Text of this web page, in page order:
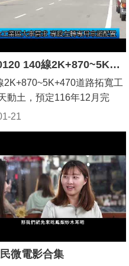
有電子書版本檔案讓民眾下載
。 《苗栗玩透透》今年為
出刊，廣受民眾好評，今年
山海城鄉之間，以旅人的視
土地的溫度與人情風景，走
出磺坑的微光之丘、穿龍豆
福樂麵店、苗栗火車頭園
屋明德水庫與後龍百變影
，走進苗栗18鄉鎮市。 5
縣長鍾東錦與陳志強及曾智
版的《苗栗玩透透》專刊揭
，議員林寶珠、曾美露、陳
徐筱菁、廖秀紅、立委邱鎮
倫秘書、温俊勇助理、造橋
1150120 140線2K+870~5K+470道路拓寬工程 動土典禮(影音新聞)
21
2K+870~5K+470道路拓寬工
動土，預定116年12月完
長鍾東錦表示，拓寬路段緊
上美光電將進駐銅鑼科學園
工程完工後將可優化聯絡國道
行車動線，紓解通往苑裡市
甲幼獅產業園區塞車情形，
科技產業或發展傳統產業及
交流道，且是通往苑裡市區
微電影合集